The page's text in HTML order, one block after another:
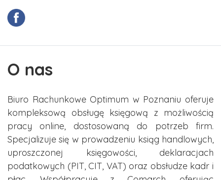
O nas
Biuro Rachunkowe Optimum w Poznaniu oferuje
kompleksową obsługę księgową z możliwością
pracy online, dostosowaną do potrzeb firm.
Specjalizuje się w prowadzeniu ksiąg handlowych,
uproszczonej księgowości, deklaracjach
podatkowych (PIT, CIT, VAT) oraz obsłudze kadr i